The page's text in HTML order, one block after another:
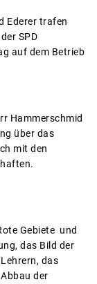
Ederer trafen
SPD
auf dem Betrieb
Hammerschmid
über das
mit den
Gebiete und
das Bild der
das
der